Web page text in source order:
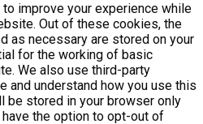
improve your experience while
Out of these cookies, the
as necessary are stored on your
for the working of basic
We also use third-party
and understand how you use this
be stored in your browser only
the option to opt-out of